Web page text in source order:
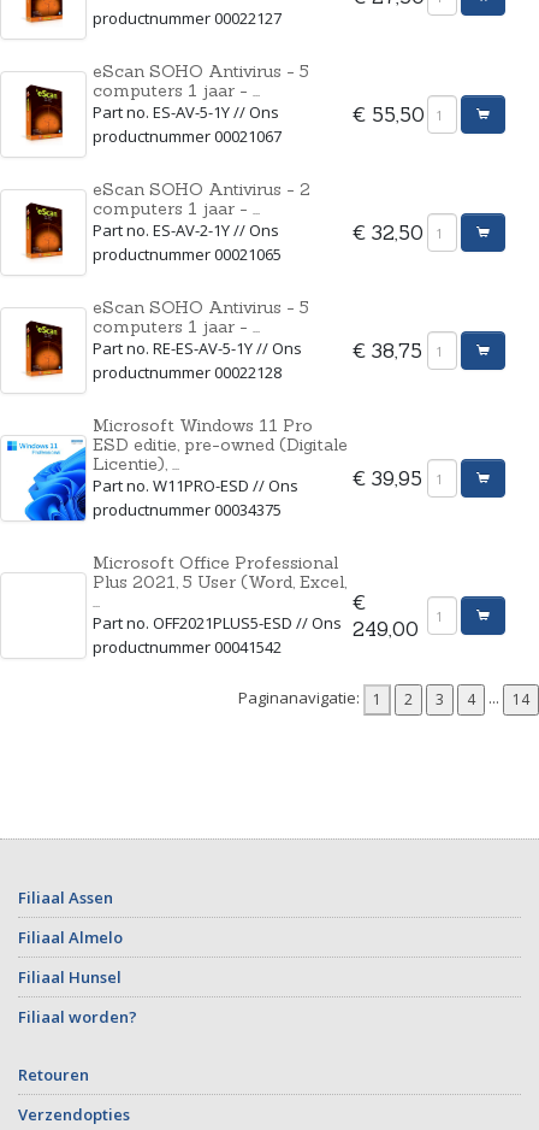
productnummer 00022127
eScan SOHO Antivirus - 5
computers 1 jaar - ...
Part no. ES-AV-5-1Y // Ons
productnummer 00021067
€ 55,50
eScan SOHO Antivirus - 2
computers 1 jaar - ...
Part no. ES-AV-2-1Y // Ons
productnummer 00021065
€ 32,50
eScan SOHO Antivirus - 5
computers 1 jaar - ...
Part no. RE-ES-AV-5-1Y // Ons
productnummer 00022128
€ 38,75
Microsoft Windows 11 Pro
ESD editie, pre-owned (Digitale
Licentie), ...
Part no. W11PRO-ESD // Ons
productnummer 00034375
€ 39,95
Microsoft Office Professional
Plus 2021, 5 User (Word, Excel,
...
Part no. OFF2021PLUS5-ESD // Ons
productnummer 00041542
€
249,00
Paginanavigatie: ...
Filiaal Assen
Filiaal Almelo
Filiaal Hunsel
Filiaal worden?
Retouren
Verzendopties